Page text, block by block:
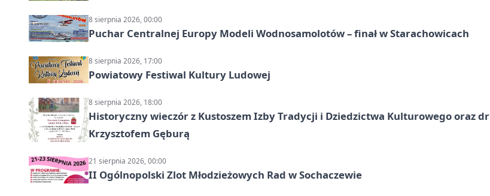
8 sierpnia 2026, 00:00
Puchar Centralnej Europy Modeli Wodnosamolotów – finał w Starachowicach
8 sierpnia 2026, 17:00
Powiatowy Festiwal Kultury Ludowej
8 sierpnia 2026, 18:00
Historyczny wieczór z Kustoszem Izby Tradycji i Dziedzictwa Kulturowego oraz dr
Krzysztofem Gęburą
21 sierpnia 2026, 00:00
II Ogólnopolski Zlot Młodzieżowych Rad w Sochaczewie